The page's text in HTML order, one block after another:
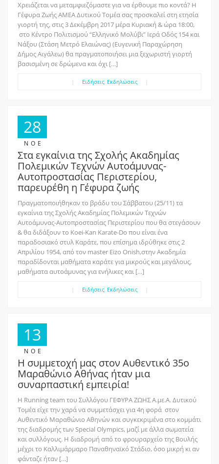
Χρειάζεται να μεταμφιεζόμαστε για να έρθουμε πιο κοντά? Η
Γέφυρα Ζωής ΑΜΕΑ Δυτικού Τομέα σας προσκαλεί στη ετησία
γιορτή της, στις 3 Δεκέμβρη 2017 μέρα Κυριακή & ώρα 18:00,
στο Κέντρο Πολιτισμού “Ελληνικό Μολύβι” Ιερά Οδός 154 και
Νάξου (Στάση Μετρό Ελαιώνας) (Ευγενική Παραχώρηση
Δήμος Αιγάλεω) θα πραγματοποιήσει μια ξεχωριστή γιορτή
βασισμένη σε δρώμενα και όχι […]
Ειδήσεις, Εκδηλώσεις
28
ΝΟΈ
Στα εγκαίνια της Σχολής Ακαδημίας
Πολεμικών Τεχνών Αυτοάμυνας-
Αυτοπροστασίας Περιστερίου,
παρευρέθη η Γέφυρα ζωής
Πραγματοποιήθηκαν το βράδυ τoυ Σάββατου (25/11) τα
εγκαίνια της Σχολής Ακαδημίας Πολεμικών Τεχνών
Αυτοάμυνας-Αυτοπροστασίας Περιστερίου που θα στεγάσουν
& θα διδάξουν το Koei-Kan Karate-Do που είναι ένα
παραδοσιακό στυλ Καράτε, που επίσημα ιδρύθηκε στις 2
Απριλίου 1954, από τον master Eizo Onish,στην Ακαδημία
παραδίδονται μαθήματα καράτε για μικρούς και μεγάλους,
μαθήματα αυτοάμυνας για ενήλικες και […]
Ειδήσεις, Εκδηλώσεις
13
ΝΟΈ
Η συμμετοχή μας στον Αυθεντικό 35ο
Μαραθώνιο Αθήνας ήταν μια
συναρπαστική εμπειρία!
Η Running team του Συλλόγου ΓΕΦΥΡΑ ΖΩΗΣ Α.με.Α. Δυτικού
Τομέα είχε την χαρά να συμμετάσχει για 4η φορά στον
Αυθεντικό Μαραθώνιο Αθηνών και συγκεκριμένα στο κομμάτι
της διαδρομής των Special Olympics, μαζί με άλλα σωματεία
και συλλόγους. Η διαδρομή από το φρουραρχείο της Βουλής
μέχρι το Καλλιμάρμαρο Παναθηναϊκό Στάδιο, όσο μικρή κι αν
φάνταζε ήταν […]